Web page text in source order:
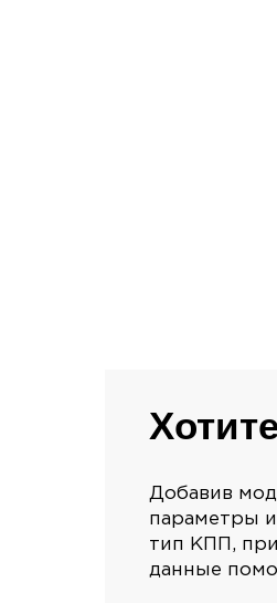
Добавив
параметры
тип КПП,
данные